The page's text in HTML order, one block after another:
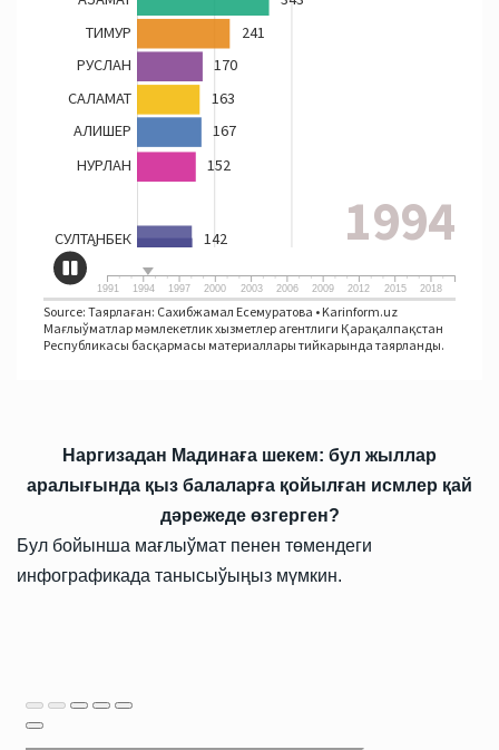
Наргизадан Мадинаға шекем: бул жыллар
аралығында қыз балаларға қойылған исмлер қай
дәрежеде өзгерген?
Бул бойынша мағлыўмат пенен төмендеги
инфографикада танысыўыңыз мүмкин.